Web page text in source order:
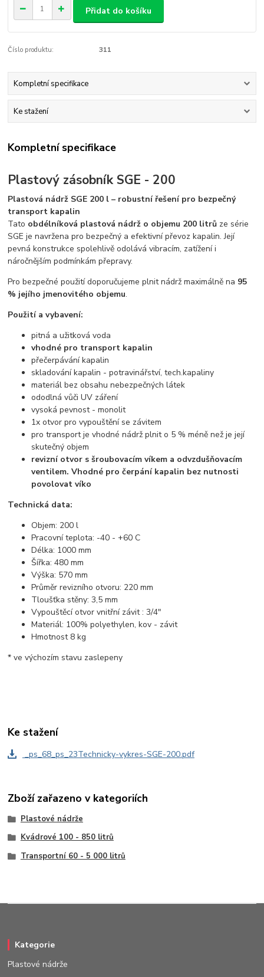
Přidat do košíku
Číslo produktu: 311
Kompletní specifikace
Ke stažení
Kompletní specifikace
Plastový zásobník SGE - 200
Plastová nádrž SGE 200 l – robustní řešení pro bezpečný
transport kapalin
Tato obdélníková plastová nádrž o objemu 200 litrů ze série
SGE je navržena pro bezpečný a efektivní převoz kapalin. Její
pevná konstrukce spolehlivě odolává vibracím, zatížení i
náročnějším podmínkám přepravy.
Pro bezpečné použití doporučujeme plnit nádrž maximálně na 95
% jejího jmenovitého objemu.
Použití a vybavení:
pitná a užitková voda
vhodné pro transport kapalin
přečerpávání kapalin
skladování kapalin - potravinářství, tech.kapaliny
materiál bez obsahu nebezpečných látek
ododlná vůči UV záření
vysoká pevnost - monolit
1x otvor pro vypouštění se závitem
pro transport je vhodné nádrž plnit o 5 % méně než je její
skutečný objem
revizní otvor s šroubovacím víkem a odvzdušňovacím
ventilem. Vhodné pro čerpání kapalin bez nutnosti
povolovat víko
Technická data:
Objem: 200 l
Pracovní teplota: -40 - +60 C
Délka: 1000 mm
Šířka: 480 mm
Výška: 570 mm
Průměr revizního otvoru: 220 mm
Tloušťka stěny: 3,5 mm
Vypouštěcí otvor vnitřní závit : 3/4"
Materiál: 100% polyethylen, kov - závit
Hmotnost 8 kg
* ve výchozím stavu zaslepeny
Ke stažení
_ps_68_ps_23Technicky-vykres-SGE-200.pdf
Zboží zařazeno v kategoriích
Plastové nádrže
Kvádrové 100 - 850 litrů
Transportní 60 - 5 000 litrů
Kategorie
Plastové nádrže